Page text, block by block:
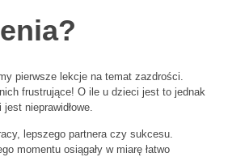
pierwsze lekcje na temat zazdrości.
frustrujące! O ile u dzieci jest to jednak
nieprawidłowe.
lepszego partnera czy sukcesu.
momentu osiągały w miarę łatwo